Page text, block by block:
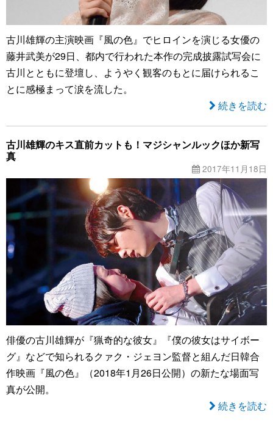
古川雄輝の主演映画『風の色』でヒロインを演じる女優の
藤井武美が29日、都内で行われた本作の完成披露試写会に
古川とともに登壇し、ようやく観客のもとに届けられるこ
とに感極まって涙を流した。
続きを読む
古川雄輝のキス直前カットも！マジシャンルックほか新写
真
2017年11月18日
俳優の古川雄輝が『猟奇的な彼女』『僕の彼女はサイボー
グ』などで知られるクァク・ジェヨン監督と組んだ日韓合
作映画『風の色』（2018年1月26日公開）の新たな場面写
真が公開。
続きを読む